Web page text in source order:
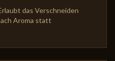
das Verschneiden
Aroma statt